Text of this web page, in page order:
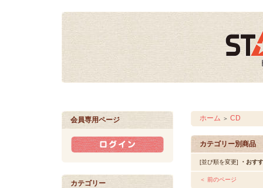
会員専用ページ
カテゴリー
ホーム ＞ CD
カテゴリー別商品
[並び順を変更] ・おす
＜ 前のページ